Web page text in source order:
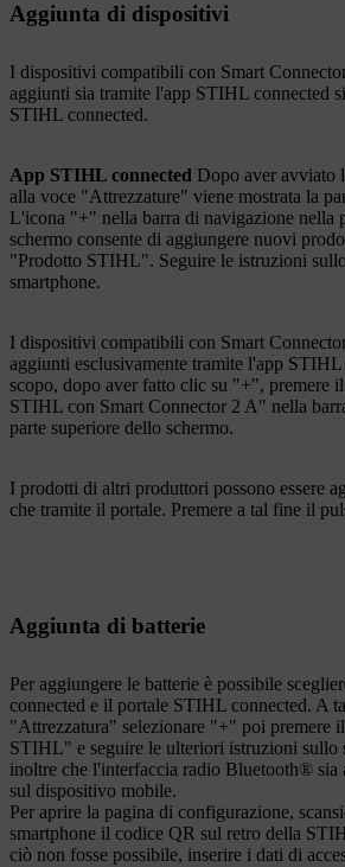
Aggiunta di dispositivi
I dispositivi compatibili con Smart
aggiunti sia tramite l'app STIHL connected
STIHL connected.
App STIHL connected Dopo aver avviato
alla voce "Attrezzature" viene mostrata la
L'icona "+" nella barra di navigazione nella
schermo consente di aggiungere nuovi
"Prodotto STIHL". Seguire le istruzioni
smartphone.
I dispositivi compatibili con Smart
aggiunti esclusivamente tramite l'app
scopo, dopo aver fatto clic su "+", premere
STIHL con Smart Connector 2 A" nella
parte superiore dello schermo.
I prodotti di altri produttori possono essere
che tramite il portale. Premere a tal fine il
Aggiunta di batterie
Per aggiungere le batterie è possibile
connected e il portale STIHL connected. A
"Attrezzatura" selezionare "+" poi premere
STIHL" e seguire le ulteriori istruzioni sullo
inoltre che l'interfaccia radio Bluetooth® sia
sul dispositivo mobile.
Per aprire la pagina di configurazione,
smartphone il codice QR sul retro della
ciò non fosse possibile, inserire i dati di